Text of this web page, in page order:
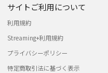
サイトご利用について
利用規約
Streaming+利用規約
プライバシーポリシー
特定商取引法に基づく表示